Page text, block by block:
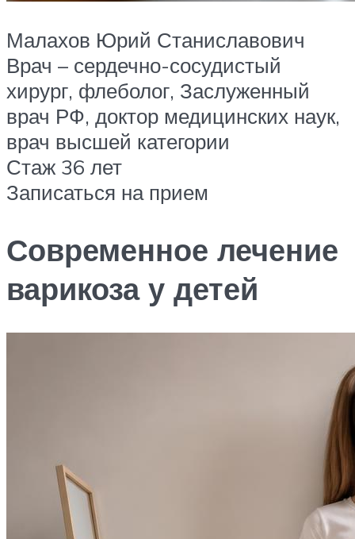
Малахов Юрий Станиславович
Врач – сердечно-сосудистый
хирург, флеболог, Заслуженный
врач РФ, доктор медицинских наук,
врач высшей категории
Стаж 36 лет
Записаться на прием
Современное лечение
варикоза у детей